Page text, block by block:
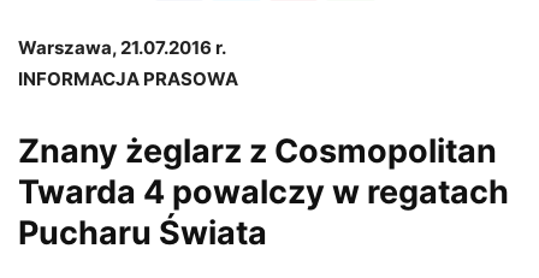
Warszawa, 21.07.2016 r.
INFORMACJA PRASOWA
Znany żeglarz z Cosmopolitan
Twarda 4 powalczy w regatach
Pucharu Świata